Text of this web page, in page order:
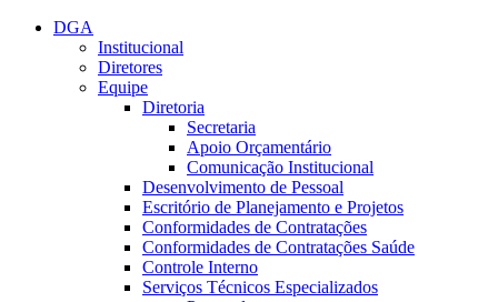
Conteúdo principal
DGA
Institucional
Diretores
Equipe
Diretoria
Secretaria
Apoio Orçamentário
Comunicação Institucional
Desenvolvimento de Pessoal
Escritório de Planejamento e Projetos
Conformidades de Contratações
Conformidades de Contratações Saúde
Controle Interno
Serviços Técnicos Especializados